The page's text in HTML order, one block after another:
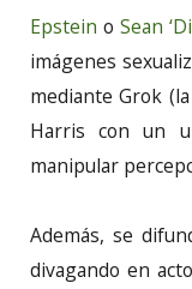
Epstein oSean
imágenes
mediante Grok
Harris con un
manipular
Además, se
divagando en